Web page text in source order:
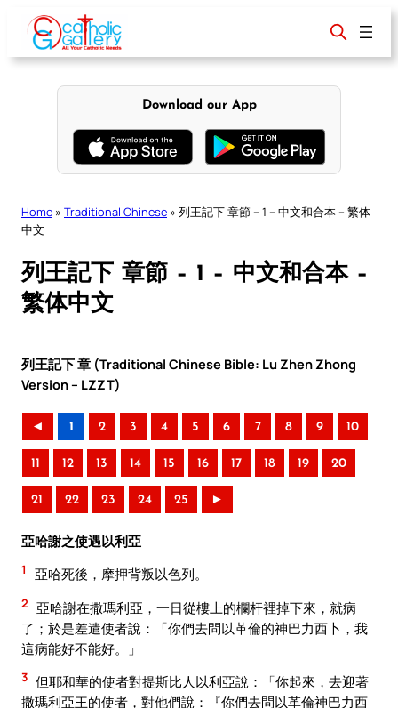
content
Download our App
Home » Traditional Chinese » 列王記下 章節 – 1 – 中文和合本 – 繁体
中文
列王記下 章節 – 1 – 中文和合本 –
繁体中文
列王記下 章 (Traditional Chinese Bible: Lu Zhen Zhong
Version – LZZT)
◄ 1 2 3 4 5 6 7 8 9 10
11 12 13 14 15 16 17 18 19 20
21 22 23 24 25 ►
亞哈謝之使遇以利亞
1 亞哈死後，摩押背叛以色列。
2 亞哈謝在撒瑪利亞，一日從樓上的欄杆裡掉下來，就病
了；於是差遣使者說：「你們去問以革倫的神巴力西卜，我
這病能好不能好。」
3 但耶和華的使者對提斯比人以利亞說：「你起來，去迎著
撒瑪利亞王的使者，對他們說：『你們去問以革倫神巴力西